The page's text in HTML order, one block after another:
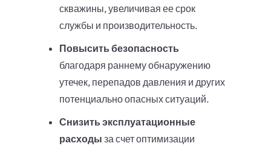
скважины, увеличивая ее срок
службы и производительность.
Повысить безопасность
благодаря раннему обнаружению
утечек, перепадов давления и других
потенциально опасных ситуаций.
Снизить эксплуатационные
расходы за счет оптимизации